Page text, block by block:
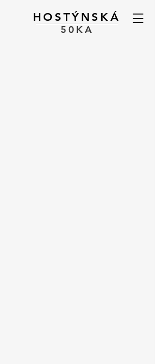
HOSTÝNSKÁ
50KA